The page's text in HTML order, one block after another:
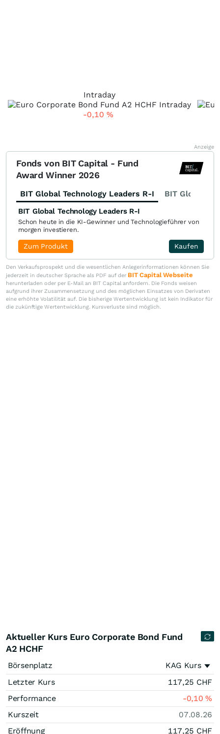
Intraday
-0,10 %
Anzeige
Fonds von BIT Capital - Fund
Award Winner 2026
BIT Global Technology Leaders R-I BIT Global
BIT Global Technology Leaders R-I
Schon heute in die KI-Gewinner und Technologieführer von
morgen investieren.
Kaufen
Zum Produkt
Den Verkaufsprospekt und die wesentlichen Anlegerinformationen können Sie
jederzeit in deutscher Sprache als PDF auf der BIT Capital Webseite
herunterladen oder per E-Mail an BIT Capital anfordern. Die Fonds weisen
aufgrund ihrer Zusammensetzung und des möglichen Einsatzes von Derivaten
eine erhöhte Volatilität auf. Die bisherige Wertentwicklung ist kein Indikator für
die zukünftige Wertentwicklung. Kursverluste sind möglich.
Aktueller Kurs Euro Corporate Bond Fund
A2 HCHF
Börsenplatz
KAG Kurs
Letzter Kurs
117,25 CHF
Performance
-0,10%
Kurszeit
07.08.26
Eröffnung
117,25 CHF